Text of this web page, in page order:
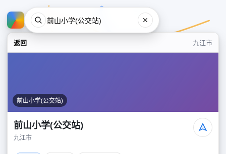
返回 九江市
前山小学(公交站)
前山小学(公交站)
九江市